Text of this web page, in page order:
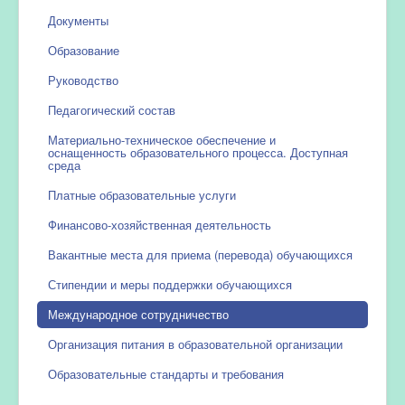
Документы
Образование
Руководство
Педагогический состав
Материально-техническое обеспечение и
оснащенность образовательного процесса. Доступная
среда
Платные образовательные услуги
Финансово-хозяйственная деятельность
Вакантные места для приема (перевода) обучающихся
Стипендии и меры поддержки обучающихся
Международное сотрудничество
Организация питания в образовательной организации
Образовательные стандарты и требования